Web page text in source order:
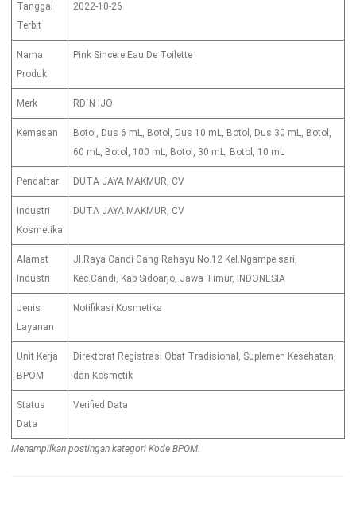
Tanggal
Terbit
2022-10-26
Nama
Produk
Pink Sincere Eau De Toilette
Merk RD`N IJO
Kemasan
Botol, Dus 6 mL, Botol, Dus 10 mL, Botol, Dus 30 mL, Botol,
60 mL, Botol, 100 mL, Botol, 30 mL, Botol, 10 mL
Pendaftar DUTA JAYA MAKMUR, CV
Industri
Kosmetika
DUTA JAYA MAKMUR, CV
Alamat
Industri
Jl.Raya Candi Gang Rahayu No.12 Kel.Ngampelsari,
Kec.Candi, Kab Sidoarjo, Jawa Timur, INDONESIA
Jenis
Layanan
Notifikasi Kosmetika
Unit Kerja
BPOM
Direktorat Registrasi Obat Tradisional, Suplemen Kesehatan,
dan Kosmetik
Status
Data
Verified Data
Menampilkan postingan kategori Kode BPOM.